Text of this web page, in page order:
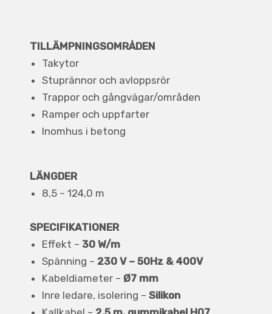
TILLÄMPNINGSOMRÅDEN
Takytor
Stuprännor och avloppsrör
Trappor och gångvägar/områden
Ramper och uppfarter
Inomhus i betong
LÄNGDER
8,5 – 124,0 m
SPECIFIKATIONER
Effekt – 30 W/m
Spänning – 230 V – 50Hz & 400V
Kabeldiameter – Ø7 mm
Inre ledare, isolering – Silikon